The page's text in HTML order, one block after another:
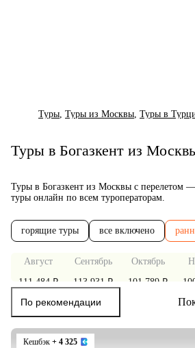
Туры Туры из Москвы Туры в
Туры в Богазкент из
Туры в Богазкент из Москвы с перелетом
туры онлайн по всем туроператорам.
горящие туры все включено
Август
111 484 ₽
Сентябрь
113 931 ₽
Октябрь
101 789 ₽
По рекомендации
Кешбэк + 4 325